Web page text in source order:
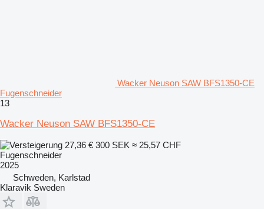
Wacker Neuson SAW BFS1350-CE
Fugenschneider
13
Wacker Neuson SAW BFS1350-CE
27,36 € 300 SEK ≈ 25,57 CHF
Fugenschneider
2025
Schweden, Karlstad
Klaravik Sweden